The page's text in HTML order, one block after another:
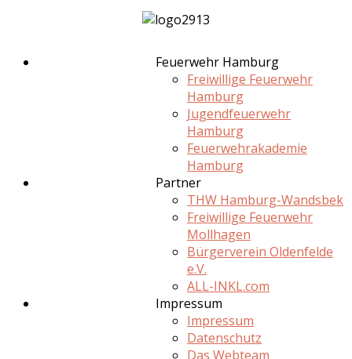
Feuerwehr Hamburg
Freiwillige Feuerwehr
Hamburg
Jugendfeuerwehr
Hamburg
Feuerwehrakademie
Hamburg
Partner
THW Hamburg-Wandsbek
Freiwillige Feuerwehr
Mollhagen
Bürgerverein Oldenfelde
e.V.
ALL-INKL.com
Impressum
Impressum
Datenschutz
Das Webteam